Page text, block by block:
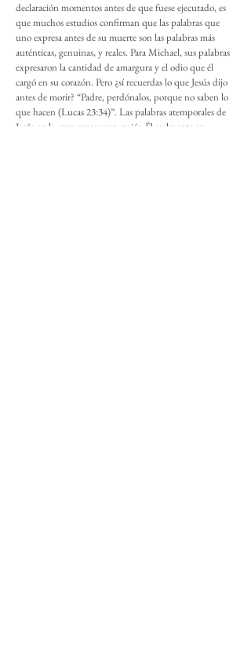
declaración momentos antes de que fuese ejecutado, es
que muchos estudios confirman que las palabras que
uno expresa antes de su muerte son las palabras más
auténticas, genuinas, y reales. Para Michael, sus palabras
expresaron la cantidad de amargura y el odio que él
cargó en su corazón. Pero ¿sí recuerdas lo que Jesús dijo
antes de morir? “Padre, perdónalos, porque no saben lo
que hacen (Lucas 23:34)”. Las palabras atemporales de
Jesús en la cruz expresaron quién Él realmente era,